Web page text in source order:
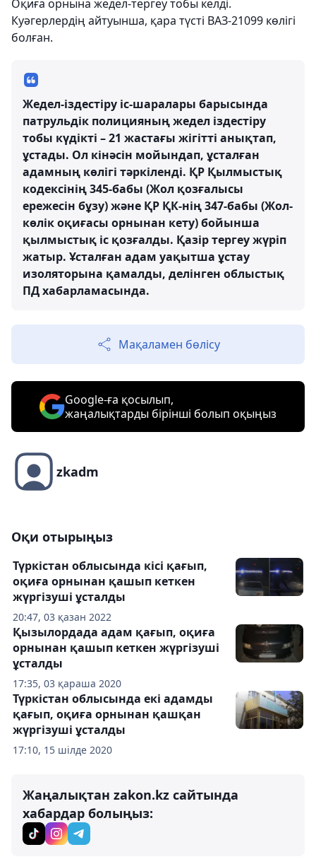
Оқиға орнына жедел-тергеу тобы келді.
Куәгерлердің айтуынша, қара түсті ВАЗ-21099 көлігі
болған.
Жедел-іздестіру іс-шаралары барысында
патрульдік полицияның жедел іздестіру
тобы күдікті – 21 жастағы жігітті анықтап,
ұстады. Ол кінәсін мойындап, ұсталған
адамның көлігі тәркіленді. ҚР Қылмыстық
кодексінің 345-бабы (Жол қозғалысы
ережесін бұзу) және ҚР ҚК-нің 347-бабы (Жол-
көлік оқиғасы орнынан кету) бойынша
қылмыстық іс қозғалды. Қазір тергеу жүріп
жатыр. Ұсталған адам уақытша ұстау
изоляторына қамалды, делінген облыстық
ПД хабарламасында.
Мақаламен бөлісу
Google-ға қосылып,
жаңалықтарды бірінші болып оқыңыз
zkadm
Оқи отырыңыз
20:47, 03 қазан 2022
Түркістан облысында кісі қағып,
оқиға орнынан қашып кеткен
жүргізуші ұсталды
17:35, 03 қараша 2020
Қызылордада адам қағып, оқиға
орнынан қашып кеткен жүргізуші
ұсталды
17:10, 15 шілде 2020
Түркістан облысында екі адамды
қағып, оқиға орнынан қашқан
жүргізуші ұсталды
Жаңалықтан zakon.kz сайтында
хабардар болыңыз: